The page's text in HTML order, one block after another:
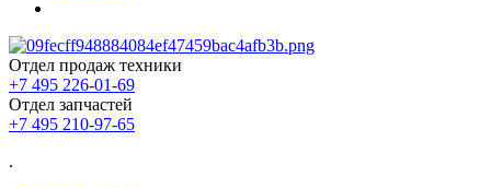
Отдел продаж техники
+7 495 226-01-69
Отдел запчастей
+7 495 210-97-65
.